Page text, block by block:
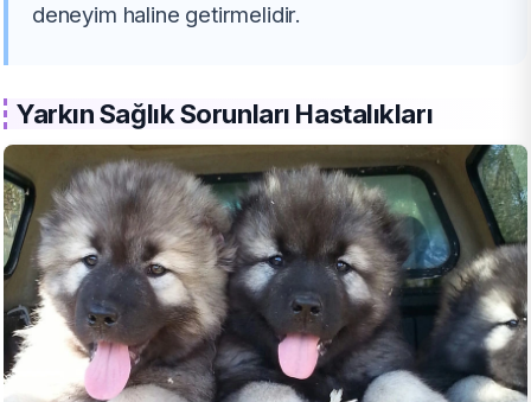
deneyim haline getirmelidir.
Yarkın Sağlık Sorunları Hastalıkları